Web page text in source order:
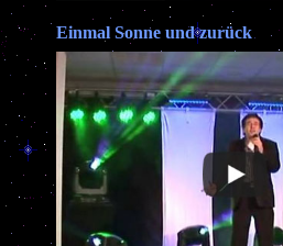
Einmal Sonne und zurück